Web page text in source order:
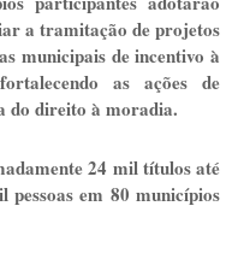
a tramitação de projetos
municipais de incentivo à
as ações de
do direito à moradia.
24 mil títulos até
pessoas em 80 municípios